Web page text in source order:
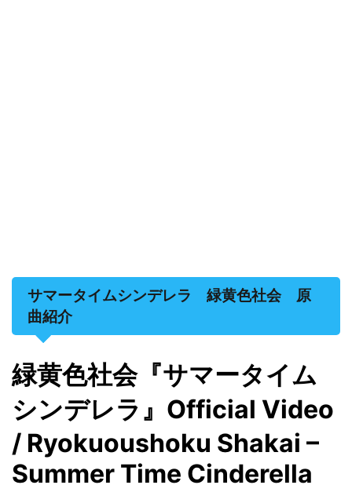
サマータイムシンデレラ 緑黄色社会 原
曲紹介
緑黄色社会『サマータイム
シンデレラ』Official Video
/ Ryokuoushoku Shakai –
Summer Time Cinderella